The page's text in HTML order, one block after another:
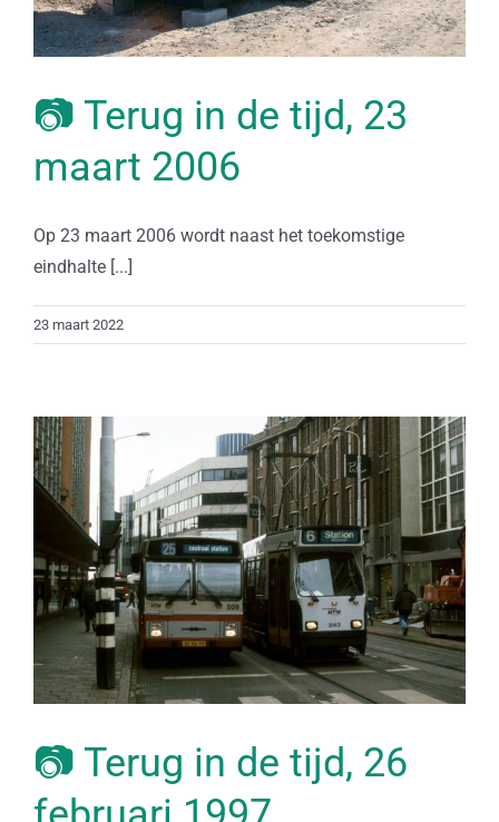
📷 Terug in de tijd, 23
maart 2006
Op 23 maart 2006 wordt naast het toekomstige
eindhalte [...]
23 maart 2022
📷 Terug in de tijd, 26